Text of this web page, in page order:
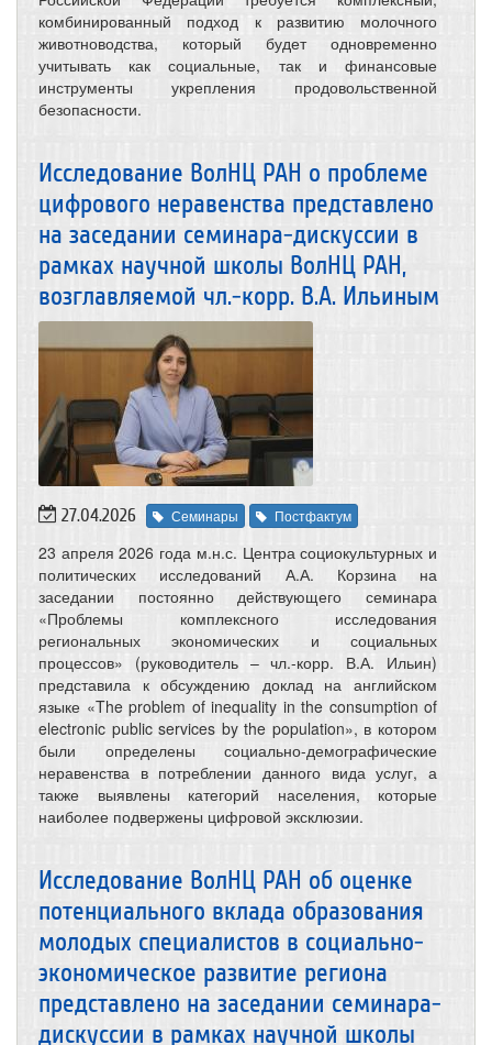
комбинированный подход к развитию молочного
животноводства, который будет одновременно
учитывать как социальные, так и финансовые
инструменты укрепления продовольственной
безопасности.
Исследование ВолНЦ РАН о проблеме
цифрового неравенства представлено
на заседании семинара-дискуссии в
рамках научной школы ВолНЦ РАН,
возглавляемой чл.-корр. В.А. Ильиным
27.04.2026 Семинары Постфактум
23 апреля 2026 года м.н.с. Центра социокультурных и
политических исследований А.А. Корзина на
заседании постоянно действующего семинара
«Проблемы комплексного исследования
региональных экономических и социальных
процессов» (руководитель – чл.-корр. В.А. Ильин)
представила к обсуждению доклад на английском
языке «The problem of inequality in the consumption of
electronic public services by the population», в котором
были определены социально-демографические
неравенства в потреблении данного вида услуг, а
также выявлены категорий населения, которые
наиболее подвержены цифровой эксклюзии.
Исследование ВолНЦ РАН об оценке
потенциального вклада образования
молодых специалистов в социально-
экономическое развитие региона
представлено на заседании семинара-
дискуссии в рамках научной школы